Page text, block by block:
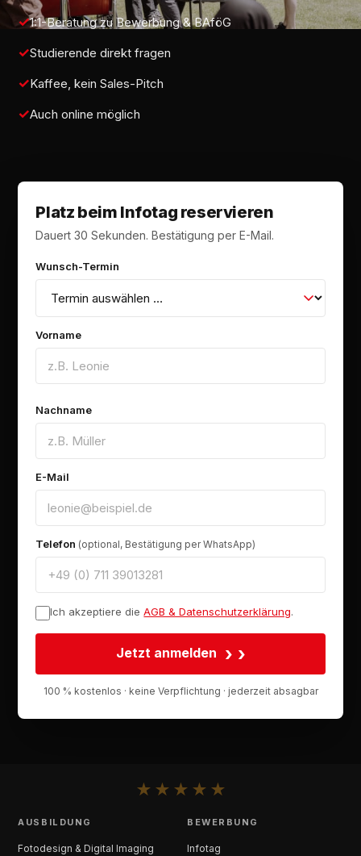
1:1-Beratung zu Bewerbung & BAföG
Studierende direkt fragen
Kaffee, kein Sales-Pitch
Auch online möglich
Platz beim Infotag reservieren
Dauert 30 Sekunden. Bestätigung per E-Mail.
Wunsch-Termin
Vorname
Nachname
E-Mail
Telefon (optional, Bestätigung per WhatsApp)
Ich akzeptiere die AGB & Datenschutzerklärung.
Jetzt anmelden ›
100 % kostenlos · keine Verpflichtung · jederzeit absagbar
★ ★ ★ ★ ★
AUSBILDUNG
Fotodesign & Digital Imaging
BEWERBUNG
Infotag